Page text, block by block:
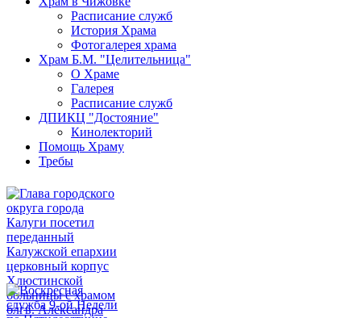
Расписание служб
История Храма
Фотогалерея храма
Храм Б.М. "Целительница"
О Храме
Галерея
Расписание служб
ДПИКЦ "Достояние"
Кинолекторий
Помощь Храму
Требы